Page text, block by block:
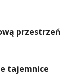
przestrzeń
tajemnice